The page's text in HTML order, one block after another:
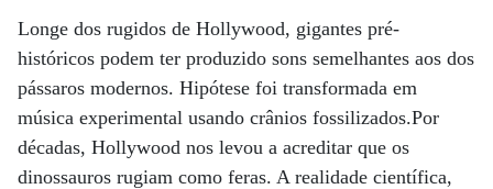
Longe dos rugidos de Hollywood, gigantes pré-
históricos podem ter produzido sons semelhantes aos dos
pássaros modernos. Hipótese foi transformada em
música experimental usando crânios fossilizados.Por
décadas, Hollywood nos levou a acreditar que os
dinossauros rugiam como feras. A realidade científica,